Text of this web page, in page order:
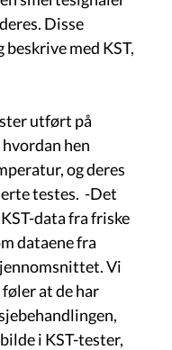
Disse
med KST,
utført på
hen
og deres
testes. -Det
data fra friske
dataene fra
Vi
at de har
i KST-tester,